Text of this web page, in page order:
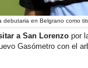
debutaria en Belgrano como
a San Lorenzo por
Gasómetro con el